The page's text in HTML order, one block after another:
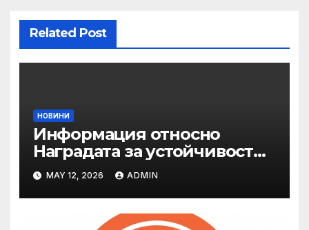
Related Post
НОВИНИ
Информация относно
Наградата за устойчивост
на ОАЕ „Зайед“
MAY 12, 2026 ADMIN